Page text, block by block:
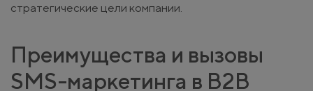
стратегические цели компании.
Преимущества и вызовы
SMS-маркетинга в B2B